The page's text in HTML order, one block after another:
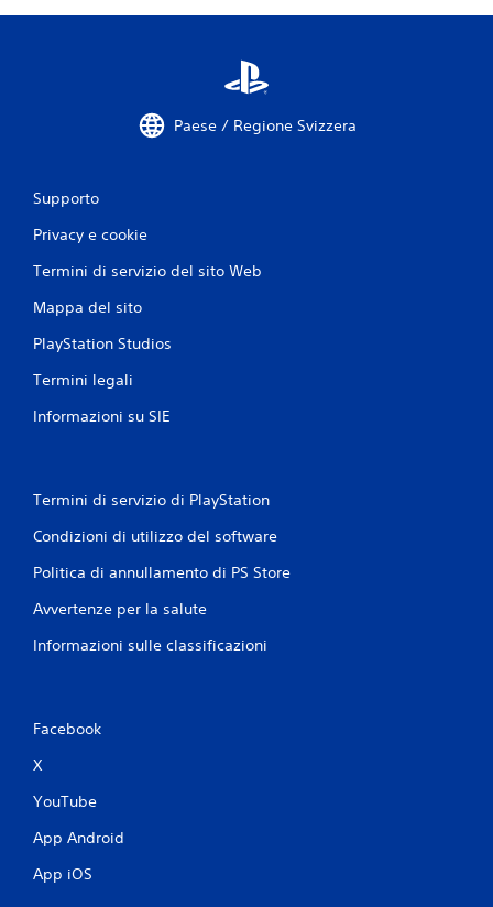
Paese / Regione Svizzera
Supporto
Privacy e cookie
Termini di servizio del sito Web
Mappa del sito
PlayStation Studios
Termini legali
Informazioni su SIE
Termini di servizio di PlayStation
Condizioni di utilizzo del software
Politica di annullamento di PS Store
Avvertenze per la salute
Informazioni sulle classificazioni
Facebook
X
YouTube
App Android
App iOS